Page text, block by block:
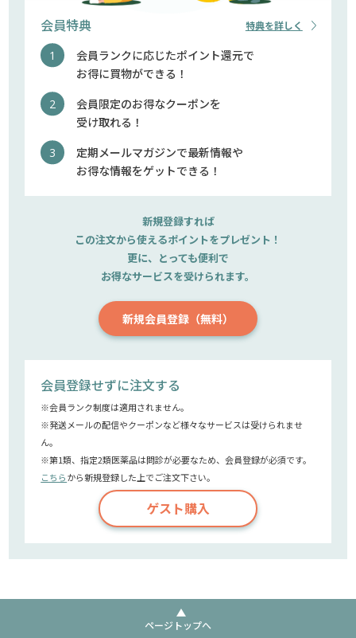
会員特典
会員ランクに応じたポイント還元で
お得に買物ができる！
会員限定のお得なクーポンを
受け取れる！
定期メールマガジンで最新情報や
お得な情報をゲットできる！
特典を詳しく
新規登録すれば
この注文から使えるポイントをプレゼント！
更に、とっても便利で
お得なサービスを受けられます。
新規会員登録（無料）
会員登録せずに注文する
※会員ランク制度は適用されません。
※発送メールの配信やクーポンなど様々なサービスは受けられませ
ん。
※第1類、指定2類医薬品は問診が必要なため、会員登録が必須です。
こちらから新規登録した上でご注文下さい。
ゲスト購入
ページトップへ